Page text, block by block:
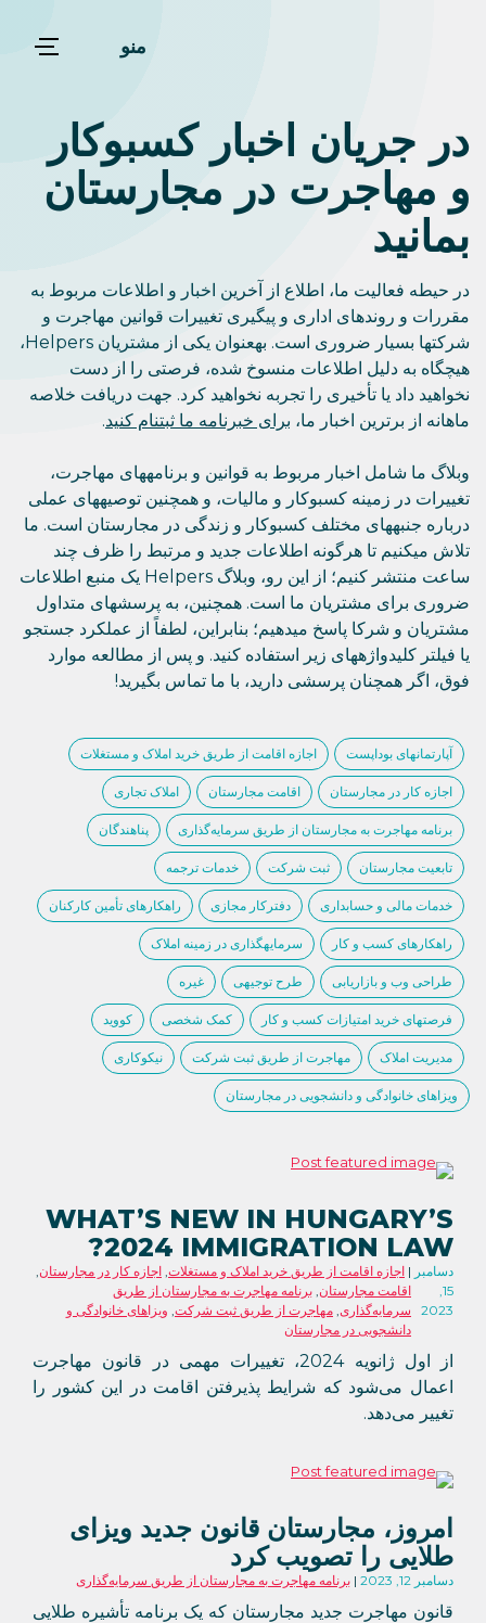
منو
در جریان اخبار کسبوکار
و مهاجرت در مجارستان
بمانید
در حیطه فعالیت ما، اطلاع از آخرین اخبار و اطلاعات مربوط به
مقررات و روندهای اداری و پیگیری تغییرات قوانین مهاجرت و
شرکتها بسیار ضروری است. بهعنوان یکی از مشتریان Helpers،
هیچگاه به دلیل اطلاعات منسوخ شده، فرصتی را از دست
نخواهید داد یا تأخیری را تجربه نخواهید کرد. جهت دریافت خلاصه
ماهانه از برترین اخبار ما، برای خبرنامه ما ثبتنام کنید.
وبلاگ ما شامل اخبار مربوط به قوانین و برنامههای مهاجرت،
تغییرات در زمینه کسبوکار و مالیات، و همچنین توصیههای عملی
درباره جنبههای مختلف کسبوکار و زندگی در مجارستان است. ما
تلاش میکنیم تا هرگونه اطلاعات جدید و مرتبط را ظرف چند
ساعت منتشر کنیم؛ از این رو، وبلاگ Helpers یک منبع اطلاعات
ضروری برای مشتریان ما است. همچنین، به پرسشهای متداول
مشتریان و شرکا پاسخ میدهیم؛ بنابراین، لطفاً از عملکرد جستجو
یا فیلتر کلیدواژههای زیر استفاده کنید. و پس از مطالعه موارد
فوق، اگر همچنان پرسشی دارید، با ما تماس بگیرید!
آپارتمانهای بوداپست اجازه اقامت از طریق خرید املاک و مستغلات
اجازه کار در مجارستان اقامت مجارستان املاک تجاری
برنامه مهاجرت به مجارستان از طریق سرمایه‌گذاری پناهندگان
تابعیت مجارستان ثبت شرکت خدمات ترجمه
خدمات مالی و حسابداری دفترکار مجازی راهکارهای تأمین کارکنان
راهکارهای کسب و کار سرمایهگذاری در زمینه املاک
طراحی وب و بازاریابی طرح توجیهی غیره
فرصتهای خرید امتیازات کسب و کار کمک شخصی کووید
مدیریت املاک مهاجرت از طریق ثبت شرکت نیکوکاری
ویزاهای خانوادگی و دانشجویی در مجارستان
WHAT’S NEW IN HUNGARY’S
2024 IMMIGRATION LAW?
دسامبر
15,
2023
اجازه اقامت از طریق خرید املاک و مستغلات, اجازه کار در مجارستان,
اقامت مجارستان, برنامه مهاجرت به مجارستان از طریق
سرمایه‌گذاری, مهاجرت از طریق ثبت شرکت, ویزاهای خانوادگی و
دانشجویی در مجارستان
از اول ژانویه 2024، تغییرات مهمی در قانون مهاجرت
اعمال می‌شود که شرایط پذیرفتن اقامت در این کشور را
تغییر می‌دهد.
امروز، مجارستان قانون جدید ویزای
طلایی را تصویب کرد
دسامبر 12, 2023 برنامه مهاجرت به مجارستان از طریق سرمایه‌گذاری
قانون مهاجرت جدید مجارستان که یک برنامه تأشیره طلایی